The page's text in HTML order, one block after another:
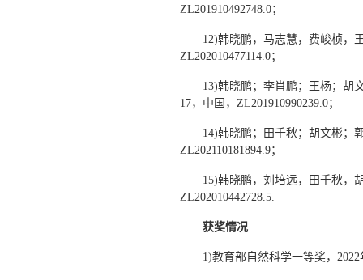
ZL201910492748.0；
12)韩晓鹏，马志慧，费峻桢，
ZL202010477114.0；
13)韩晓鹏；李肖鹏；王杨；胡
17，中国，ZL201910990239.0；
14)韩晓鹏；田千秋；胡文彬；
ZL202110181894.9；
15)韩晓鹏，刘培远，田千秋，
ZL202010442728.5.
获奖情况
1)教育部自然科学一等奖，